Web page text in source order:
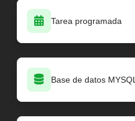
Tarea programada
Base de datos MYSQL